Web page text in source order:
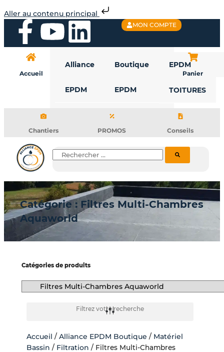
Aller au contenu principal
au
contenuF
a
c
b
o
o
k
-
f
Y
o
u
u
b
e
L
i
n
d
i
n
MON COMPTE
Accueil
Alliance
EPDM
Boutique
EPDM
EPDM
TOITURES
Panier
Chantiers PROMOS Conseils
Rechercher
Catégorie : Filtres Multi-Chambres
Aquaworld
Catégories de produits
Filtrez votre recherche
Accueil / Alliance EPDM Boutique / Matériel
Bassin / Filtration / Filtres Multi-Chambres